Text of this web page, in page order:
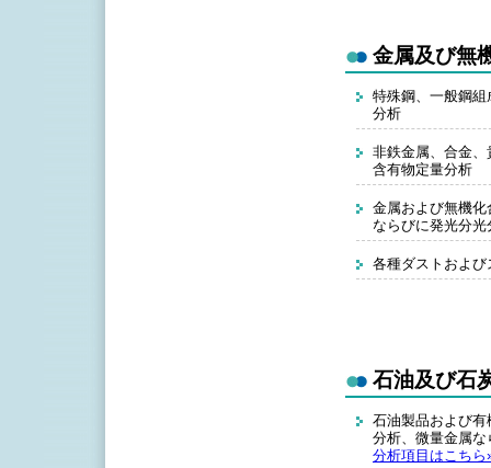
金属及び無
特殊鋼、一般鋼
分析
非鉄金属、合金
含有物定量分析
金属および無機
ならびに発光分
各種ダストおよ
石油及び石
石油製品および
分析、微量金属
分析項目はこちら